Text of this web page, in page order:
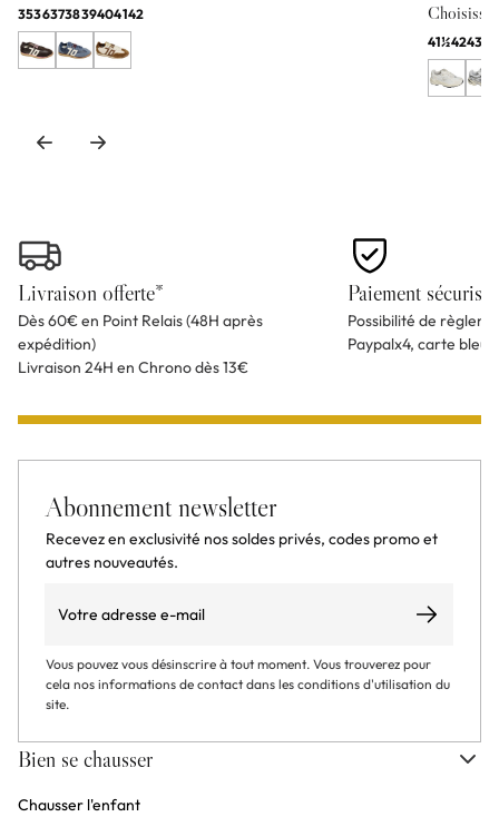
3536373839404142
41½4243
Livraison offerte*
Dès 60€ en Point Relais (48H après
expédition)
Livraison 24H en Chrono dès 13€
Paiement sécurisé
Possibilité de
Paypalx4, carte
Abonnement newsletter
Recevez en exclusivité nos soldes privés, codes promo et
autres nouveautés.
S’abonner
Vous pouvez vous désinscrire à tout moment. Vous trouverez pour
cela nos informations de contact dans les conditions d'utilisation du
site.
Bien se chausser
Chausser l'enfant